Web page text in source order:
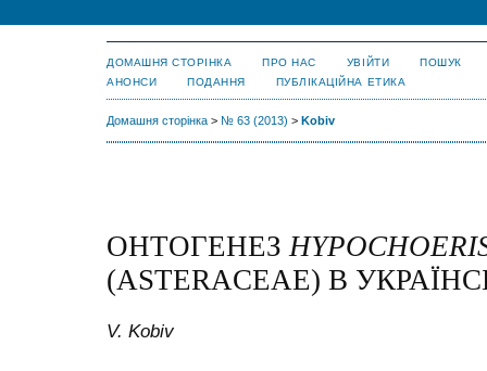
ДОМАШНЯ СТОРІНКА ПРО НАС УВІЙТИ
ПОШУК
АНОНСИ
ПОДАННЯ ПУБЛІКАЦІЙНА ЕТИКА
Домашня сторінка > № 63 (2013) > Kobiv
ОНТОГЕНЕЗ
(ASTERACEAE) В
V. Kobiv